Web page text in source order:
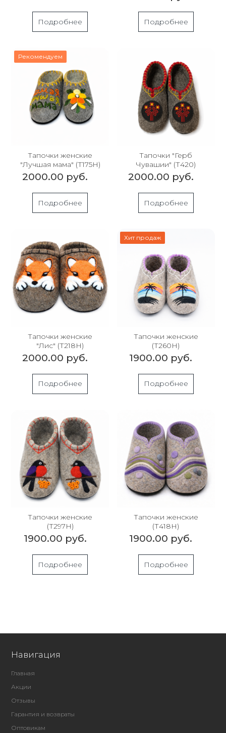
Подробнее Подробнее
Рекомендуем
Тапочки женские
"Лучшая мама" (Т175Н)
2000.00 руб.
Подробнее
Тапочки "Герб
Чувашии" (Т420)
2000.00 руб.
Подробнее
Тапочки женские
"Лис" (Т218Н)
2000.00 руб.
Подробнее
Хит продаж
Тапочки женские
(Т260Н)
1900.00 руб.
Подробнее
Тапочки женские
(Т297Н)
1900.00 руб.
Подробнее
Тапочки женские
(Т418Н)
1900.00 руб.
Подробнее
Навигация
Главная
Акции
Отзывы
Гарантия и возвраты
Оптовикам